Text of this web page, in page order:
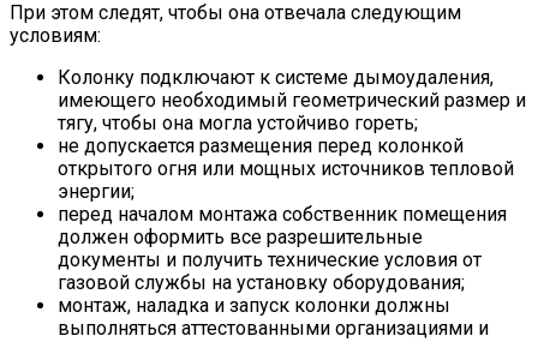
При этом следят, чтобы она отвечала следующим
условиям:
Колонку подключают к системе дымоудаления,
имеющего необходимый геометрический размер и
тягу, чтобы она могла устойчиво гореть;
не допускается размещения перед колонкой
открытого огня или мощных источников тепловой
энергии;
перед началом монтажа собственник помещения
должен оформить все разрешительные
документы и получить технические условия от
газовой службы на установку оборудования;
монтаж, наладка и запуск колонки должны
выполняться аттестованными организациями и